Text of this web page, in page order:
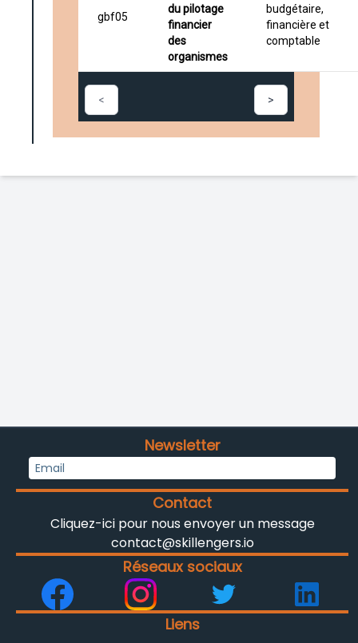
gbf05
du pilotage
financier
des
organismes
budgétaire,
financière et
comptable
< >
Liens
Réseaux sociaux
Contact
Cliquez-ici pour nous envoyer un message
contact@skillengers.io
Newsletter